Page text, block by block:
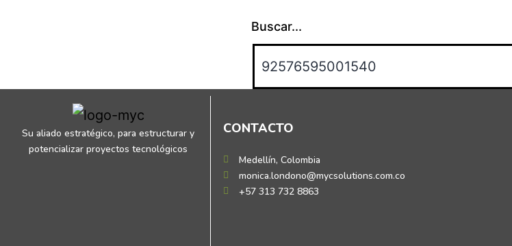
Buscar...
Su aliado estratégico, para estructurar y
potencializar proyectos tecnológicos
CONTACTO
Medellín, Colombia
monica.londono@mycsolutions.com.co
+57 313 732 8863